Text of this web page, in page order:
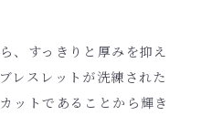
、すっきりと厚みを抑え
レスレットが洗練された
ットであることから輝き